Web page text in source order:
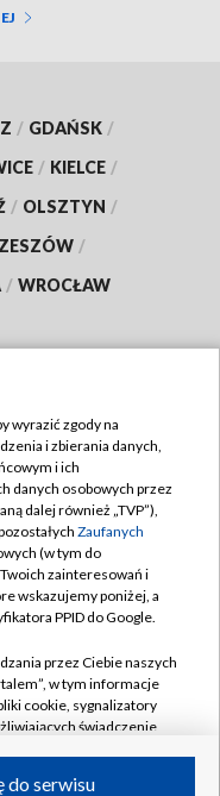
/ GDAŃSK /
/ KIELCE /
/ OLSZTYN /
/
/ WROCŁAW
wyrazić zgody na
i zbierania danych,
i ich
danych osobowych przez
dalej również „TVP”),
Zaufanych
(w tym do
zainteresowań i
wskazujemy poniżej, a
PPID do Google.
przez Ciebie naszych
w tym informacje
cookie, sygnalizatory
świadczenie
do serwisu